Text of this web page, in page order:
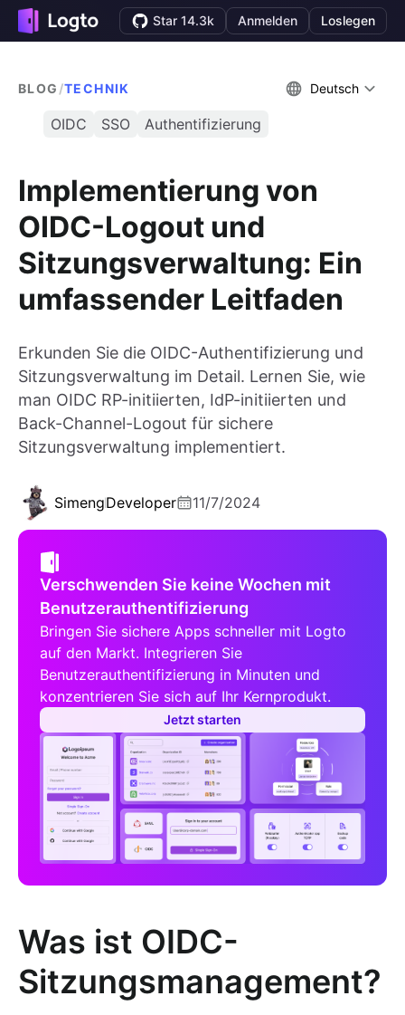
Star 14.3k Anmelden Loslegen
BLOG /TECHNIK Deutsch
OIDC SSO Authentifizierung
Implementierung von
OIDC-Logout und
Sitzungsverwaltung: Ein
umfassender Leitfaden
Erkunden Sie die OIDC-Authentifizierung und
Sitzungsverwaltung im Detail. Lernen Sie, wie
man OIDC RP-initiierten, IdP-initiierten und
Back-Channel-Logout für sichere
Sitzungsverwaltung implementiert.
SimengDeveloper 11/7/2024
Verschwenden Sie keine Wochen mit
Benutzerauthentifizierung
Bringen Sie sichere Apps schneller mit Logto
auf den Markt. Integrieren Sie
Benutzerauthentifizierung in Minuten und
konzentrieren Sie sich auf Ihr Kernprodukt.
Jetzt starten
Was ist OIDC-
Sitzungsmanagement?